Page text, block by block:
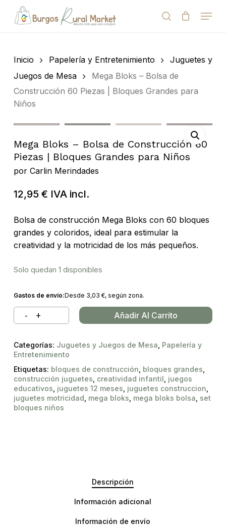
de
search
Menu
Cart
Inicio Papelería y Entretenimiento
Juguetes y
Juegos de Mesa
Mega Bloks – Bolsa de
Construcción 60 Piezas | Bloques Grandes para
Niños
Mega Bloks – Bolsa de Construcción 60
Piezas | Bloques Grandes para Niños
por Carlin Merindades
12,95 € IVA incl.
Bolsa de construcción Mega Bloks con 60 bloques
grandes y coloridos, ideal para estimular la
creatividad y la motricidad de los más pequeños.
Solo quedan 1 disponibles
Gastos de envío:Desde 3,03 €, según zona.
Añadir Al Carrito
Categorías: Juguetes y Juegos de Mesa Papelería y
Entretenimiento
Etiquetas: bloques de construcción bloques grandes
construcción juguetes creatividad infantil juegos
educativos juguetes 12 meses juguetes construccion
juguetes motricidad mega bloks mega bloks bolsa set
bloques niños
Descripción
Información adicional
Información de envío